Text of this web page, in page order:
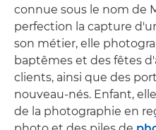
connue sous le nom de
perfection la capture
son métier, elle
baptêmes et des fêtes
clients, ainsi que des
nouveau-nés. Enfant,
de la photographie en